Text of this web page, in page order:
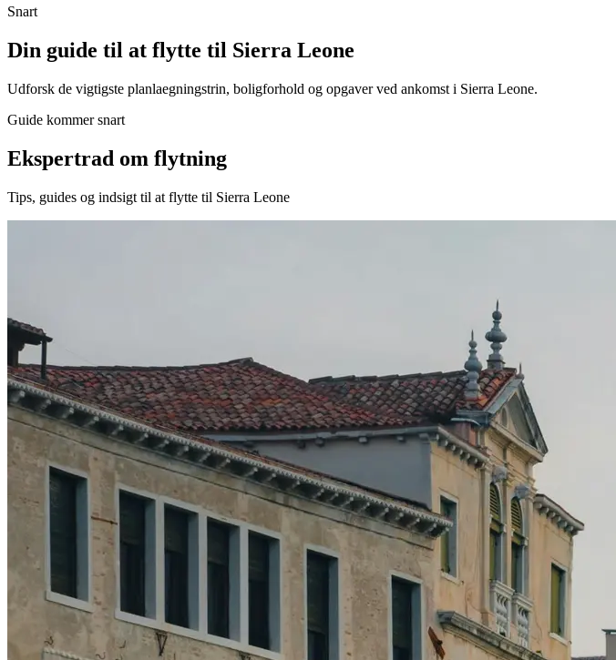
Snart
Din guide til at flytte til Sierra Leone
Udforsk de vigtigste planlaegningstrin, boligforhold og opgaver ved ankomst i Sierra Leone.
Guide kommer snart
Ekspertrad om flytning
Tips, guides og indsigt til at flytte til Sierra Leone